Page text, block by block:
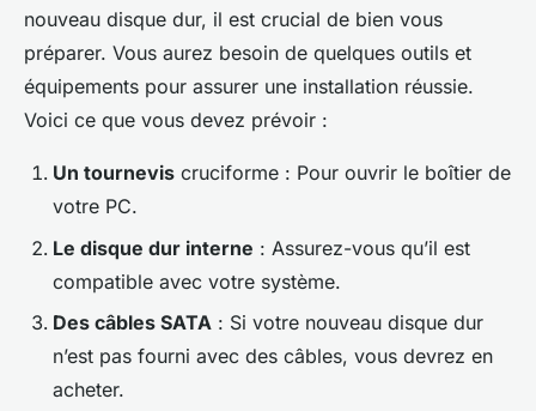
nouveau disque dur, il est crucial de bien vous
préparer. Vous aurez besoin de quelques outils et
équipements pour assurer une installation réussie.
Voici ce que vous devez prévoir :
Un tournevis cruciforme : Pour ouvrir le boîtier de
votre PC.
Le disque dur interne : Assurez-vous qu’il est
compatible avec votre système.
Des câbles SATA : Si votre nouveau disque dur
n’est pas fourni avec des câbles, vous devrez en
acheter.